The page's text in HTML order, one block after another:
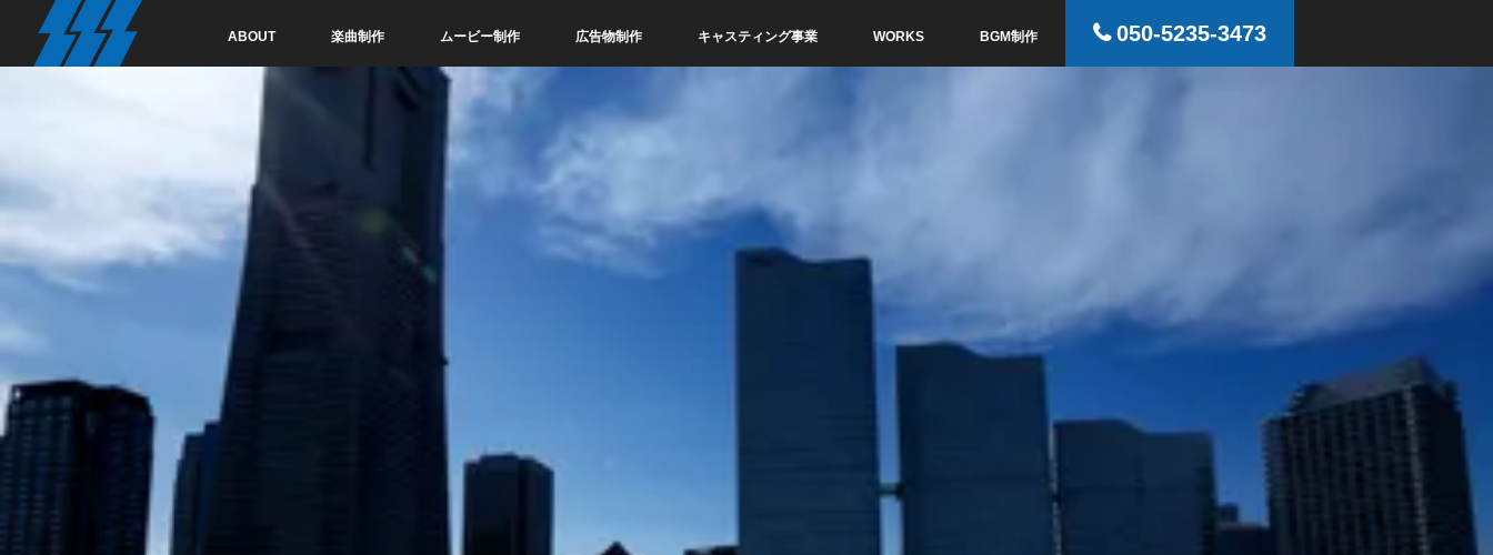
ABOUT 楽曲制作 ムービー制作 広告物制作 キャスティング事業 WORKS BGM制作 050-5235-3473